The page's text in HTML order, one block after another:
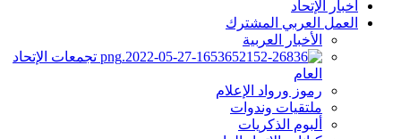
أخبار الإتحاد
العمل العربي المشترك
الأخبار العربية
تجمعات الإتحاد
العام
رموز ورواد الإعلام
ملتقيات وندوات
ألبوم الذكريات